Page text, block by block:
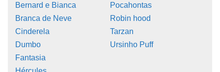
Bernard e Bianca
Branca de Neve
Cinderela
Dumbo
Fantasia
Pocahontas
Robin hood
Tarzan
Ursinho Puff